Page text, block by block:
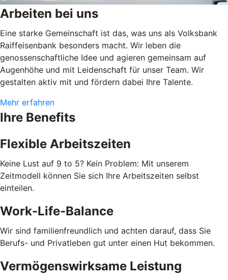
Arbeiten bei uns
Eine starke Gemeinschaft ist das, was uns als Volksbank
Raiffeisenbank besonders macht. Wir leben die
genossenschaftliche Idee und agieren gemeinsam auf
Augenhöhe und mit Leidenschaft für unser Team. Wir
gestalten aktiv mit und fördern dabei Ihre Talente.
Mehr erfahren
Ihre Benefits
Flexible Arbeitszeiten
Keine Lust auf 9 to 5? Kein Problem: Mit unserem
Zeitmodell können Sie sich Ihre Arbeitszeiten selbst
einteilen.
Work-Life-Balance
Wir sind familienfreundlich und achten darauf, dass Sie
Berufs- und Privatleben gut unter einen Hut bekommen.
Vermögenswirksame Leistung